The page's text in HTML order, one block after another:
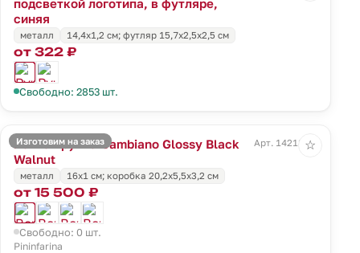
подсветкой логотипа, в футляре,
синяя
металл 14,4х1,2 см; футляр 15,7х2,5х2,5 см
от 322 ₽
Свободно: 2853 шт.
Изготовим на заказ
Вечная ручка Cambiano Glossy Black
Walnut
Арт. 14218.35
металл 16x1 cм; коробка 20,2х5,5х3,2 см
от 15 500 ₽
Свободно: 0 шт.
Pininfarina
☆